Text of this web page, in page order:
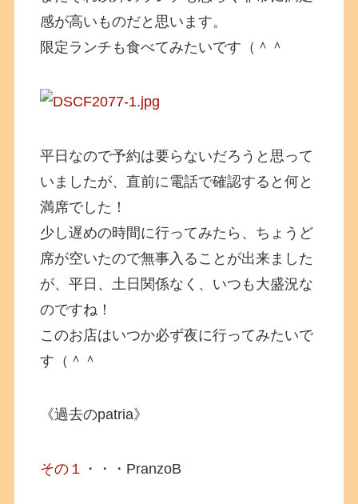
感が高いものだと思います。
限定ランチも食べてみたいです（＾＾
平日なので予約は要らないだろうと思って
いましたが、直前に電話で確認すると何と
満席でした！
少し遅めの時間に行ってみたら、ちょうど
席が空いたので無事入ることが出来ました
が、平日、土日関係なく、いつも大盛況な
のですね！
このお店はいつか必ず夜に行ってみたいで
す（＾＾
《過去のpatria》
その１ ・・・PranzoB